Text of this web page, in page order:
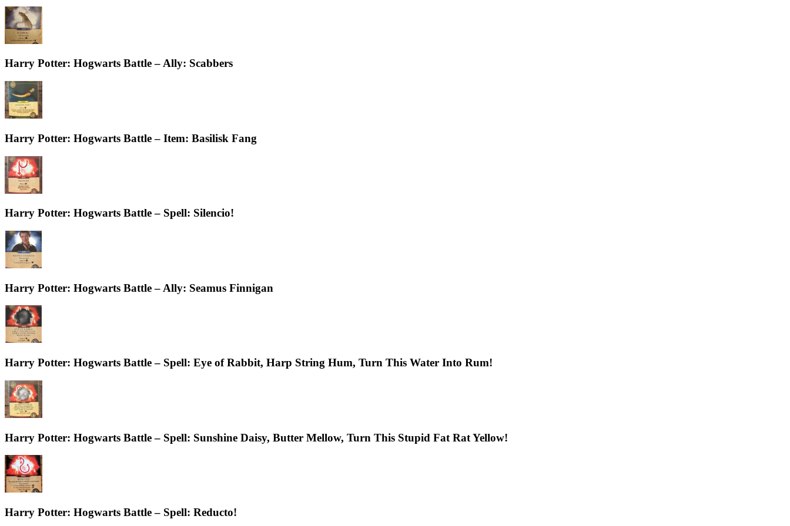
Harry Potter: Hogwarts Battle – Ally: Scabbers
Harry Potter: Hogwarts Battle – Item: Basilisk Fang
Harry Potter: Hogwarts Battle – Spell: Silencio!
Harry Potter: Hogwarts Battle – Ally: Seamus Finnigan
Harry Potter: Hogwarts Battle – Spell: Eye of Rabbit, Harp String Hum, Turn This Water Into Rum!
Harry Potter: Hogwarts Battle – Spell: Sunshine Daisy, Butter Mellow, Turn This Stupid Fat Rat Yellow!
Harry Potter: Hogwarts Battle – Spell: Reducto!